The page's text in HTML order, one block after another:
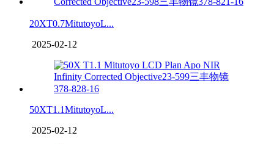
20XT0.7MitutoyoL...
2025-02-12
50XT1.1MitutoyoL...
2025-02-12